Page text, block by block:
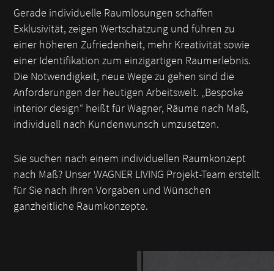
Gerade individuelle Raumlösungen schaffen
Exklusivität, zeigen Wertschätzung und führen zu
einer höheren Zufriedenheit, mehr Kreativität sowie
einer Identifikation zum einzigartigen Raumerlebnis.
Die Notwendigkeit, neue Wege zu gehen sind die
Anforderungen der heutigen Arbeitswelt. „Bespoke
interior design“ heißt für Wagner, Räume nach Maß,
individuell nach Kundenwunsch umzusetzen.
Sie suchen nach einem individuellen Raumkonzept
nach Maß? Unser WAGNER LIVING Projekt-Team erstellt
für Sie nach Ihren Vorgaben und Wünschen
ganzheitliche Raumkonzepte.